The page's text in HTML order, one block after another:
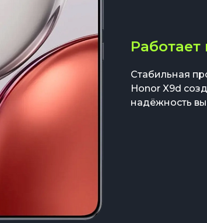
Стабильная
Honor X9d
надёжность